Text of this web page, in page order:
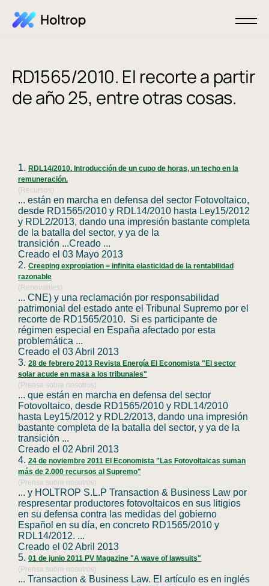
RD1565/2010. El recorte a partir
de año 25, entre otras cosas.
1. RDL14/2010. Introducción de un cupo de horas, un techo en la
remuneración.
(Recursos)
... están en marcha en defensa del sector Fotovoltaico,
desde RD1565/2010 y RDL14/2010 hasta Ley15/2012
y RDL2/2013, dando una impresión bastante completa
de la batalla del sector, y ya de la
transición ...Creado ...
Creado el 03 Mayo 2013
2. Creeping expropiation = infinita elasticidad de la rentabilidad
razonable
(Renovables)
... CNE) y una reclamación por responsabilidad
patrimonial del estado ante el Tribunal Supremo por el
recorte de RD1565/2010. Si es participante de
régimen especial en España afectado por esta
problemática ...
Creado el 03 Abril 2013
3. 28 de febrero 2013 Revista Energía El Economista "El sector
solar acude en masa a los tribunales"
(Prensa sobre nosotros)
... que están en marcha en defensa del sector
Fotovoltaico, desde RD1565/2010 y RDL14/2010
hasta Ley15/2012 y RDL2/2013, dando una impresión
bastante completa de la batalla del sector, y ya de la
transición ...
Creado el 02 Abril 2013
4. 24 de noviembre 2011 El Economista "Las Fotovoltaicas suman
más de 2.000 recursos al Supremo"
(Prensa sobre nosotros)
... y HOLTROP S.L.P Transaction & Business Law por
respresentar productores fotovoltaicos en sus litigios
en su defensa contra las medidas del gobierno
Español en su día, en concreto RD1565/2010 y
RDL14/2012. ...
Creado el 02 Abril 2013
5. 01 de junio 2011 PV Magazine "A wave of lawsuits"
(Prensa sobre nosotros)
... Transaction & Business Law. El artículo es en inglés